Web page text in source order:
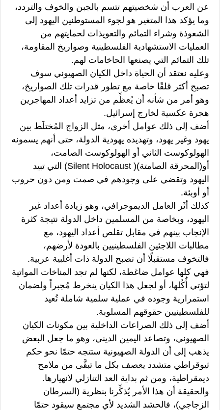
عن العرب أن شخصيتهم تتسم بالجبن والخوف والتردد،
وما يؤكد هذا المتغير هو لجوء المستوطنين اليهود إلى
الشعوذة وشراء التمائم والتعويذات لحمايتهم من
العمليات الاستشهادية الفلسطينية وصواريخ المقاومة،
تلك التمائم التي يصنعها الحاخامات لهم.
وعليه نعتقد أن الحياة داخل الكيان الصهيوني سوف
تصبح أكثر قلقًا خاصة مع تطور قدرات تلك الصواريخ،
وهو أمر من شأنه أن يُعظِّم من تزايد أعداد المهاجرين
هجرة عكسية لخارج إسرائيل.
أضف إلى ذلك عوامل أخرى، مثل الزواج المُختلَط بين
يهود وغير يهود، وتهديده يهودية الدولة، حتى أنهم يسمونه
الهولوكوست الثاني أو الهولوكوست الصامت،
أو(المحرقة الصامتة)( Silent Holocaust) التي تبيد
اليهود وتقضي على وجودهم في صمت ومن دون حروب
أو أوبئة.
كذلك أثَر العامل الديموجرافي، وهو زيادة أعداد غير
اليهود، وبخاصة من المسلمين داخل الدولة نتيجة كثرة
الإنجاب بينهم في مقابل تقلص أعداد اليهود، مع
مطالبات اللاجئين الفلسطينيين بالعودة لأرضهم،
فالتخوف مستقبلًا أن تصبح الدولة ذات أغلبية عربية.
فهي كلها عوامل ضاغطة، لكنها لم تجد المناخات المواتية
لتؤتي أُكُلها، أو لجعل هذا الكيان ينخرط مُجبراً ولضمان
استمرارية وجوده في عملية سلمية شاملة تُعيد
للفلسطينيين حقوقهم المسلوبة.
أضف إلى ذلك الصراعات الداخلية بين مكونات الكيان
الصهيوني، وتصاعد اليمين الديني، وهو ما جعل البعض
يذهب إلى أن الدولة الصهيونية ستتجه حتمًا نحو حكم
ثيوقراطي متشدد يعصف بكل ما تبقَّى من ملامح
ديمقراطية، ومن ثم بداية العد التنازلي لانهيارها.
والحقيقة أن هذا الأمر يُذكِّرنا بنظرية (السرطان
الزجاجي)، فالحشد الشديد لأي مجتمع سيقود حتمًا